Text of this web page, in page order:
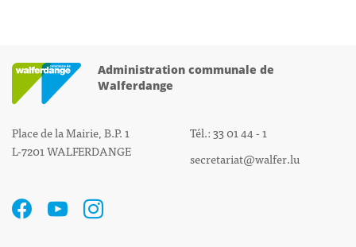
Administration communale de
Walferdange
Place de la Mairie, B.P. 1
L-7201 WALFERDANGE
Tél.: 33 01 44 - 1
secretariat@walfer.lu